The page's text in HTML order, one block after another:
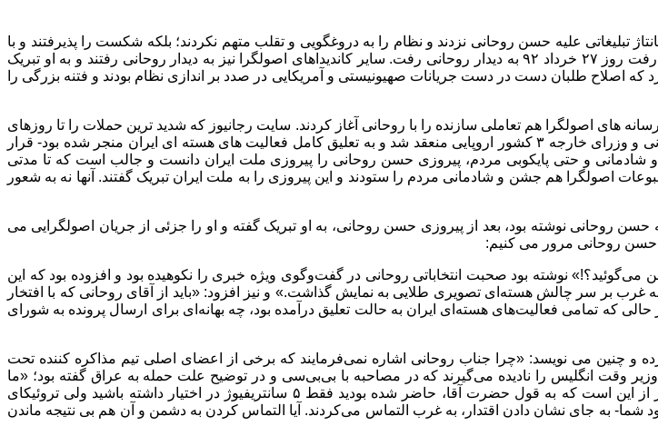
علیه حسن روحانی نزدند و نظام را به دروغگویی و تقلب متهم نکردند؛ بلکه شکست را پذیرفتند و با
صراحت به حسن روحانی تبریک گفتند. سعید جلیلی که نقطه مقابل تفکر روحانی به شمار می رفت روز ۲۷ خرداد ۹۲ به دیدار روحانی رفت. سایر کاندیداهای اصولگرا نیز به دیدار روحانی رفتند و به او تبریک
اشتباه سران جریان اصلاحات در انتخابات سال ۸۸ را به یاد می آورد که اصلاح طلبان دست در دست جریانات صهیونیستی و آمریکایی در صدد بر اندازی نظام بودند و فتنه بزرگی را
های اصولگرا هم تعاملی سازنده را با روحانی آغاز کردند. سایت رجانیوز که شدید ترین حملات را تا روزهای
پیش از انتخابات به حسن روحانی می کرد و قرارداد سعدآباد را – قراردادی که میان حسن روحانی و وزرای خارجه ۳ کشور اروپایی منعقد شد و به تعلیق کامل فعالیت های هسته ای ایران منجر شده بود- قرار
و حتی پایکوبی مردم، پیروزی حسن روحانی را پیروزی ملت ایران دانست و جالب است که تا مدتی
اصولگرا هم جشن و شادمانی مردم را ستودند و این پیروزی را به ملت ایران تبریک گفتند. آنها نه به شعور
روحانی نوشته بود، بعد از پیروزی حسن روحانی، به او تبریک گفته و او را جزئی از جریان اصولگرایی می
حسن روحانی مرور می کنیم:
۸ خرداد ۹۲ با عنوان «از کدام افتخار سخن می‌گوئید؟!» نوشته بود صحبت انتخاباتی روحانی در گفت‌وگوی ویژه خبری را نکوهیده بود و افزوده بود که این
غرب بر سر چالش هسته‌ای تصویری طلایی به نمایش گذاشت.» و نیز افزود: «باید از آقای روحانی که با افتخار
که تمامی فعالیت‌های هسته‌ای ایران به حالت تعلیق درآمده بود، چه بهانه‌ای برای ارسال پرونده به شورای
می نویسد به حسن روحانی حمله کرده و چنین می نویسد: «چرا جناب روحانی اشاره نمی‌فرمایند که برخی از اعضای اصلی تیم مذاکره کننده تحت
وقت انگلیس را نادیده می‌گیرند که در مصاحبه با بی‌بی‌سی و در توضیح علت حمله به عراق گفته بود؛ «ما
میوه حمله نظامی به عراق را در سعدآباد چیدیم»؟! باید خطاب به آقای روحانی گفت؛ مگر غیر از این است که به قول حضرت آقا، حاضر شده بودید فقط ۵ سانتریفیوژ در اختیار داشته باشید ولی تروئیکای
شما- به جای نشان دادن اقتدار، به غرب التماس می‌کردند. آیا التماس کردن به دشمن و آن هم بی نتیجه ماندن